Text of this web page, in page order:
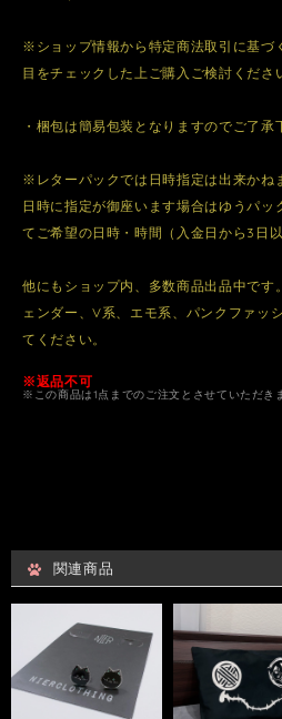
※ショップ情報から特定商法取引に基づ
目をチェックした上ご購入ご検討くださ
・梱包は簡易包装となりますのでご了承
※レターパックでは日時指定は出来かね
日時に指定が御座います場合はゆうパッ
てご希望の日時・時間（入金日から3日
他にもショップ内、多数商品出品中です
ェンダー、V系、エモ系、パンクファッ
てください。
※返品不可
※この商品は1点までのご注文とさせていただき
関連商品